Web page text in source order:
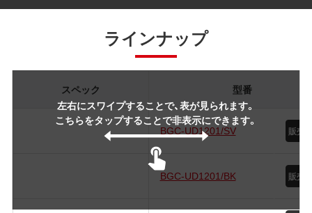
ラインナップ
左右にスワイプすることで、表が見られます。
こちらをタップすることで非表示にできます。
スペック 型番
BGC-UD1201/SV
BGC-UD1201/BK